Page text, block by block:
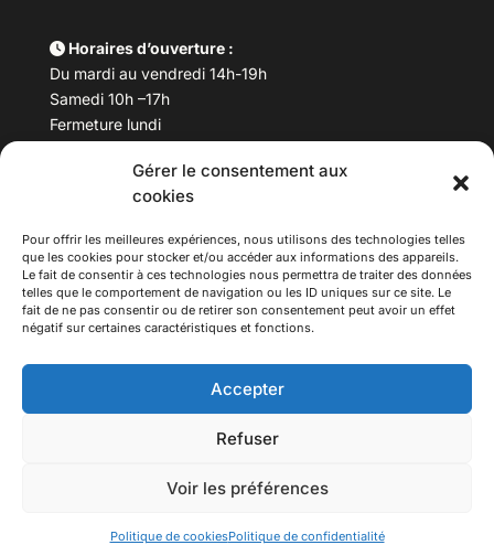
Gérer le consentement aux
cookies
Pour offrir les meilleures expériences, nous utilisons des technologies telles
que les cookies pour stocker et/ou accéder aux informations des appareils.
Le fait de consentir à ces technologies nous permettra de traiter des données
telles que le comportement de navigation ou les ID uniques sur ce site. Le
fait de ne pas consentir ou de retirer son consentement peut avoir un effet
négatif sur certaines caractéristiques et fonctions.
Accepter
Refuser
Voir les préférences
Politique de cookiesPolitique de confidentialité
Horaires d’ouverture :
Du mardi au vendredi 14h-19h
Samedi 10h –17h
Fermeture lundi
Téléphone : 04 78 53 06 40
maisondesculturesasiatiques@asiexpo.com
Tous droits réservés.